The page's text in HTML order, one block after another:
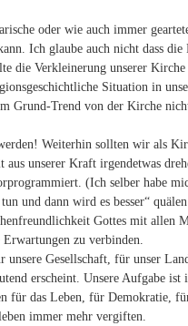
oder wie auch immer
Ich glaube auch nicht dass die
die Verkleinerung unserer Kirche
Situation in
Grund-Trend von der Kirche
Weiterhin sollten wir als
unserer Kraft irgendetwas
(Ich selber habe
und dann wird es besser“ quälen
Gottes mit allen
zu verbinden.
Gesellschaft, für unser
erscheint. Unsere Aufgabe ist
für das Leben, für Demokratie,
immer mehr vergiften.